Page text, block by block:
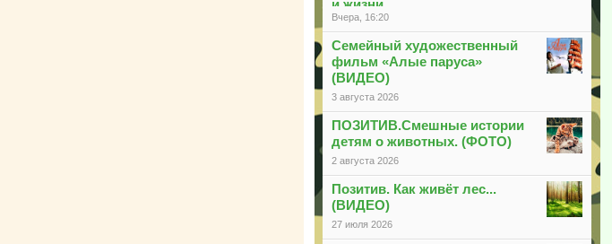
и жизни
Вчера, 16:20
Семейный художественный
фильм «Алые паруса»
(ВИДЕО)
3 августа 2026
ПОЗИТИВ.Смешные истории
детям о животных. (ФОТО)
2 августа 2026
Позитив. Как живёт лес...
(ВИДЕО)
27 июля 2026